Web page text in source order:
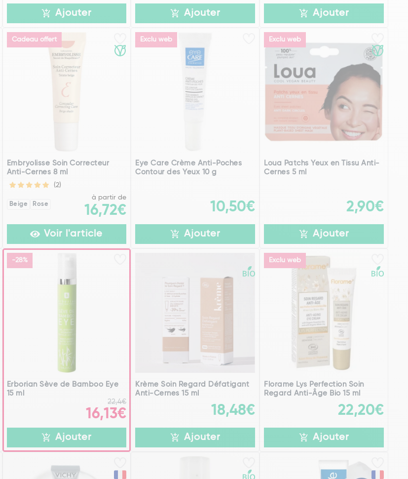
Ajouter Ajouter Ajouter
Cadeau offert
Embryolisse Soin Correcteur
Anti-Cernes 8 ml
(2)
Beige Rose
à partir de
16,72€
Voir l'article
Exclu web
Eye Care Crème Anti-Poches
Contour des Yeux 10 g
10,50€
Ajouter
Exclu web
Loua Patchs Yeux en Tissu Anti-
Cernes 5 ml
2,90€
Ajouter
-28%
Erborian Sève de Bamboo Eye
15 ml
22,4€
16,13€
Ajouter
Krème Soin Regard Défatigant
Anti-Cernes 15 ml
18,48€
Ajouter
Exclu web
Florame Lys Perfection Soin
Regard Anti-Âge Bio 15 ml
22,20€
Ajouter